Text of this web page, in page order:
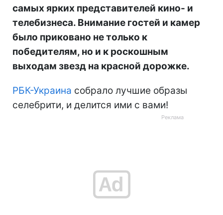
самых ярких представителей кино- и
телебизнеса. Внимание гостей и камер
было приковано не только к
победителям, но и к роскошным
выходам звезд на красной дорожке.
РБК-Украина собрало лучшие образы
селебрити, и делится ими с вами!